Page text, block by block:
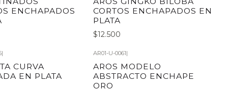
ENCHAPADOS
CORTOS ENCHAPADOS EN
PLATA
$12.500
|
CURVA
EN PLATA
AR01-U-0061|
AROS MODELO
ABSTRACTO ENCHAPE
ORO